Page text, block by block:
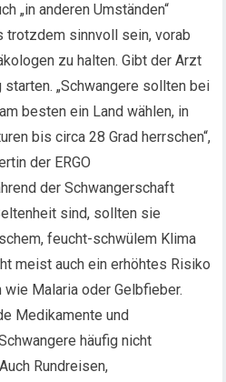
„in anderen Umständen“
trotzdem sinnvoll sein, vorab
zu halten. Gibt der Arzt
starten. „Schwangere sollten bei
besten ein Land wählen, in
bis circa 28 Grad herrschen“,
der ERGO
der Schwangerschaft
sind, sollten sie
feucht-schwülem Klima
meist auch ein erhöhtes Risiko
Malaria oder Gelbfieber.
Medikamente und
häufig nicht
Rundreisen,